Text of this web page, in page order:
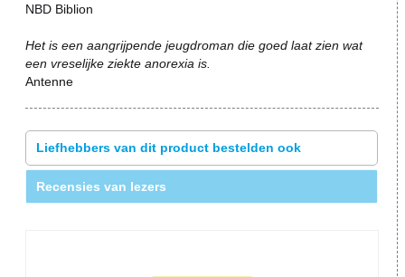
NBD Biblion
Het is een aangrijpende jeugdroman die goed laat zien wat
een vreselijke ziekte anorexia is.
Antenne
Liefhebbers van dit product bestelden ook
Recensies van lezers